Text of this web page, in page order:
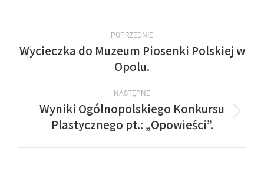
POPRZEDNIE
Wycieczka do Muzeum Piosenki Polskiej w
Opolu.
NASTĘPNE
Wyniki Ogólnopolskiego Konkursu
Plastycznego pt.: „Opowieści”.